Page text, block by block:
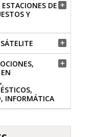
DE
Y


INFORMÁTICA
